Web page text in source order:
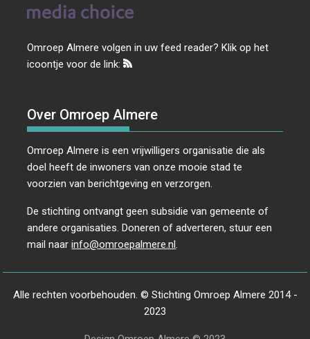
Omroep Almere volgen in uw feed reader? Klik op het
icoontje voor de link:
Over Omroep Almere
Omroep Almere is een vrijwilligers organisatie die als
doel heeft de inwoners van onze mooie stad te
voorzien van berichtgeving en verzorgen.
De stichting ontvangt geen subsidie van gemeente of
andere organisaties. Doneren of adverteren, stuur een
mail naarinfo@omroepalmere.nl.
Alle rechten voorbehouden. © Stichting Omroep Almere 2014 -
2023